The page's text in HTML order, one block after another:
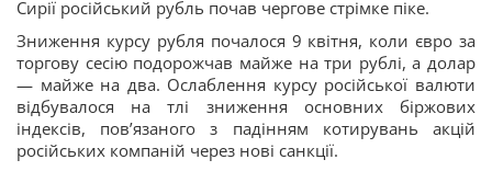
Сирії російський рубль почав чергове стрімке піке.
Зниження курсу рубля почалося 9 квітня, коли євро за
торгову сесію подорожчав майже на три рублі, а долар
— майже на два. Ослаблення курсу російської валюти
відбувалося на тлі зниження основних біржових
індексів, пов’язаного з падінням котирувань акцій
російських компаній через нові санкції.